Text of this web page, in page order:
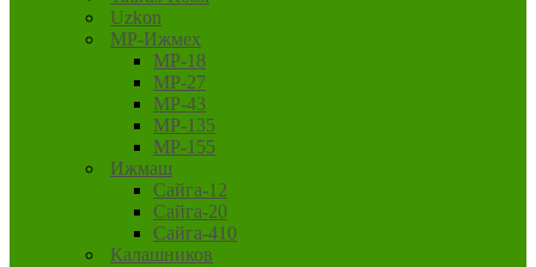
Uzkon
MP-Ижмех
MP-18
MP-27
MP-43
MP-135
MP-155
Ижмаш
Сайга-12
Сайга-20
Сайга-410
Калашников